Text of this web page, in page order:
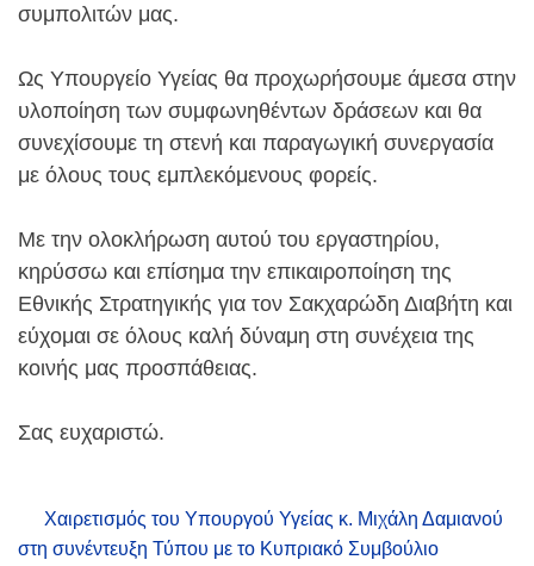
συμπολιτών μας.
Ως Υπουργείο Υγείας θα προχωρήσουμε άμεσα στην
υλοποίηση των συμφωνηθέντων δράσεων και θα
συνεχίσουμε τη στενή και παραγωγική συνεργασία
με όλους τους εμπλεκόμενους φορείς.
Με την ολοκλήρωση αυτού του εργαστηρίου,
κηρύσσω και επίσημα την επικαιροποίηση της
Εθνικής Στρατηγικής για τον Σακχαρώδη Διαβήτη και
εύχομαι σε όλους καλή δύναμη στη συνέχεια της
κοινής μας προσπάθειας.
Σας ευχαριστώ.
Χαιρετισμός του Υπουργού Υγείας κ. Μιχάλη Δαμιανού
στη συνέντευξη Τύπου με το Κυπριακό Συμβούλιο